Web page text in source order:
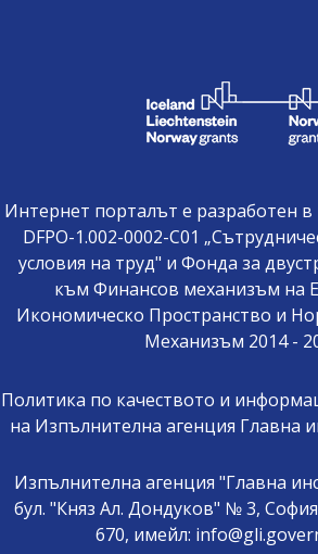
Интернет порталът е разработен
DFPO-1.002-0002-C01
условия на труд" и Фонда за
към Финансов механизъм на
Икономическо Пространство и
Механизъм 2014 -
Политика по качеството и
на Изпълнителна агенция Главна
Изпълнителна агенция "Главна
бул. "Княз Ал. Дондуков" № 3, София
670, имейл: